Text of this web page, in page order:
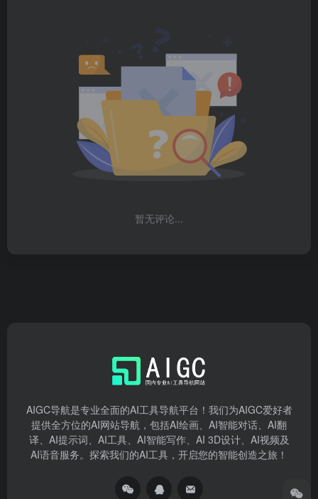
暂无评论...
AIGC导航是专业全面的AI工具导航平台！我们为AIGC爱好者
提供全方位的AI网站导航，包括AI绘画、AI智能对话、AI翻
译、AI提示词、AI工具、AI智能写作、AI 3D设计、AI视频及
AI语音服务。探索我们的AI工具，开启您的智能创造之旅！